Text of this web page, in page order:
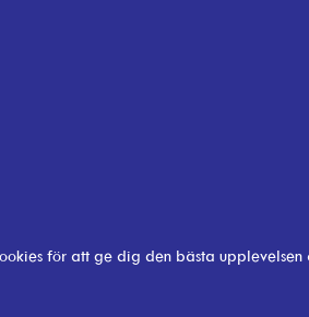
för att ge dig den bästa